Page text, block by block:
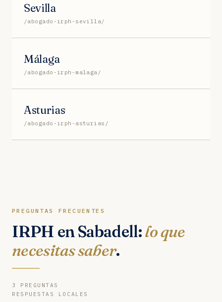
Sevilla
/abogado-irph-sevilla/
Málaga
/abogado-irph-malaga/
Asturias
/abogado-irph-asturias/
PREGUNTAS FRECUENTES
IRPH en Sabadell:lo que
necesitas saber.
3 PREGUNTAS
RESPUESTAS LOCALES